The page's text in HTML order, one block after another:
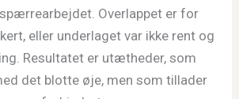
Overlappet er for
eller underlaget var ikke rent og
Resultatet er utætheder, som
det blotte øje, men som tillader